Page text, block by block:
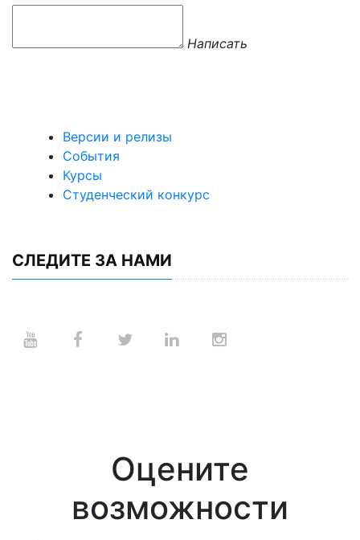
Написать
Версии и релизы
События
Курсы
Студенческий конкурс
СЛЕДИТЕ ЗА НАМИ
Оцените
возможности